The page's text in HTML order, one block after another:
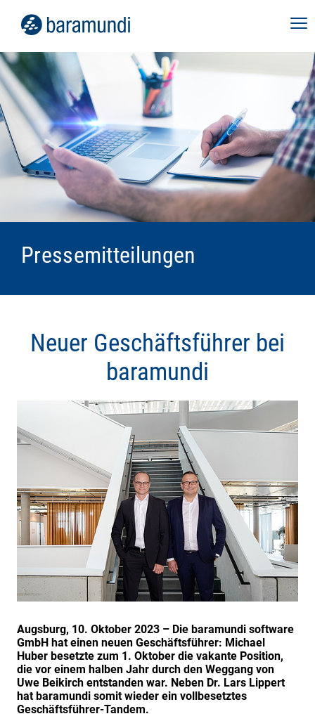
Pressemitteilungen
Neuer Geschäftsführer bei
baramundi
Augsburg, 10. Oktober 2023 – Die baramundi software
GmbH hat einen neuen Geschäftsführer: Michael
Huber besetzte zum 1. Oktober die vakante Position,
die vor einem halben Jahr durch den Weggang von
Uwe Beikirch entstanden war. Neben Dr. Lars Lippert
hat baramundi somit wieder ein vollbesetztes
Geschäftsführer-Tandem.